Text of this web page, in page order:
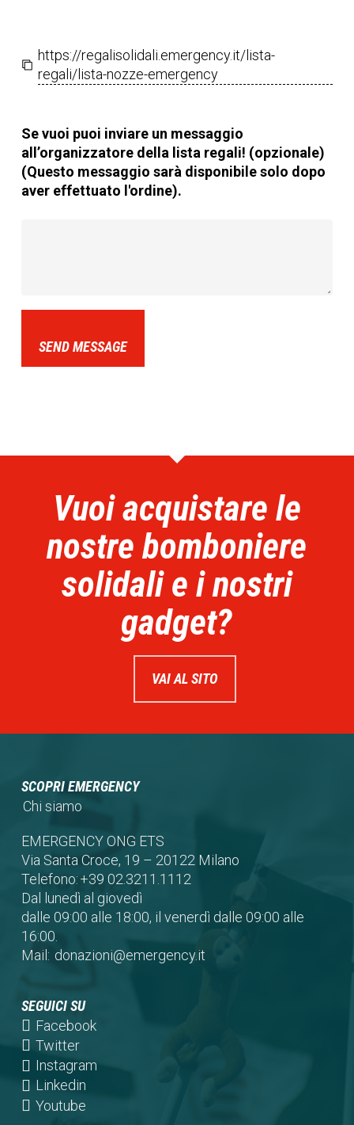
https://regalisolidali.emergency.it/lista-
regali/lista-nozze-emergency
Se vuoi puoi inviare un messaggio
all’organizzatore della lista regali! (opzionale)
(Questo messaggio sarà disponibile solo dopo
aver effettuato l'ordine).
SEND MESSAGE
Vuoi acquistare le
nostre bomboniere
solidali e i nostri
gadget?
VAI AL SITO
SCOPRI EMERGENCY
Chi siamo
EMERGENCY ONG ETS
Via Santa Croce, 19 – 20122 Milano
Telefono:+39 02.3211.1112
Dal lunedì al giovedì
dalle 09:00 alle 18:00, il venerdì dalle 09:00 alle
16:00.
Mail: donazioni@emergency.it
SEGUICI SU
Facebook(opens
a
Twitter(opens
in
a
new
Instagram(opens
Linkedin(opens
in
Youtube(opens